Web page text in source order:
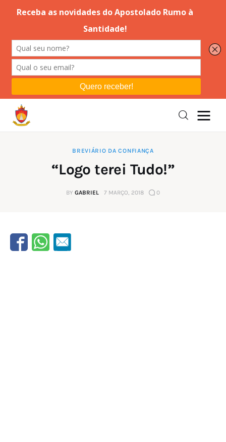
Editorial
Orações
Instruções
Espiritualidade
BREVIÁRIO DA CONFIANÇA
“Logo terei Tudo!”
BY GABRIEL 7 MARÇO, 2018 0